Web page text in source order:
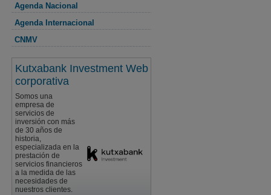
Agenda Nacional
Agenda Internacional
CNMV
Kutxabank Investment Web
corporativa
Somos una
empresa de
servicios de
inversión con más
de 30 años de
historia,
especializada en la
prestación de
servicios financieros
a la medida de las
necesidades de
nuestros clientes.